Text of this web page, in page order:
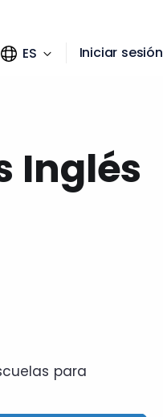
ES Iniciar sesión
Inglés
para